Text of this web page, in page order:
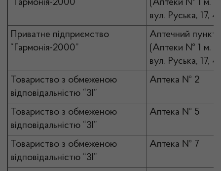
“Гармонія-2000”
(Аптеки № 1 м.
вул. Руська, 17, 4)
Приватне підприємство
“Гармонія-2000”
Аптечний
(Аптеки № 1 м.
вул. Руська, 17, 4)
Товариство з обмеженою
відповідальністю “3І”
Аптека № 2
Товариство з обмеженою
відповідальністю “3І”
Аптека № 5
Товариство з обмеженою
відповідальністю “3І”
Аптека № 7